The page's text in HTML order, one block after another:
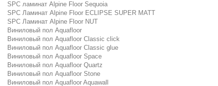
SPC ламинат Alpine Floor Sequoia
SPC Ламинат Alpine Floor ECLIPSE SUPER MATT
SPC Ламинат Alpine Floor NUT
Виниловый пол Aquafloor
Виниловый пол Aquafloor Classic click
Виниловый пол Aquafloor Classic glue
Виниловый пол Aquafloor Space
Виниловый пол Aquafloor Quartz
Виниловый пол Aquafloor Stone
Виниловый пол Aquafloor Aquawall